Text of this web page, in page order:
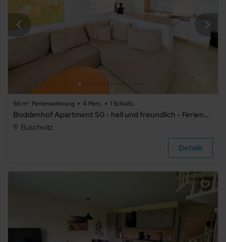
56 m² Ferienwohnung 4 Pers. 1 Schlafz.
Boddenhof Apartment 50 - hell und freundlich - Ferienwohnung 50 – Familienfreundlich, Haustiere erlaubt, mit Terrasse und WLAN
Buschvitz
Details